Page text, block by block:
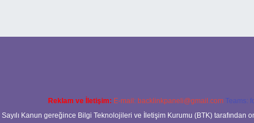
Reklam ve İletişim: E-mail: backlinkpaneli@gmail.com Teams:
Kanun gereğince Bilgi Teknolojileri ve İletişim Kurumu (BTK)